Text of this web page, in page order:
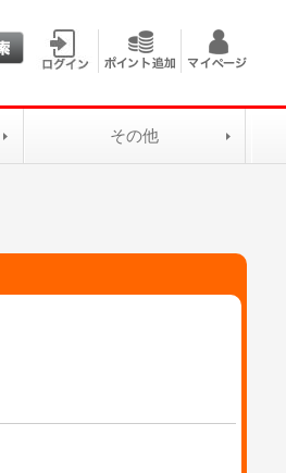
その他